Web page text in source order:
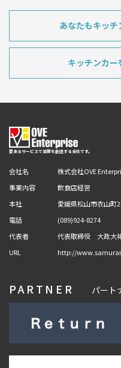
あなたもキッチ
キッチンカー
愛あるサービスで笑顔を創造する会社です。
会社名
株式会社OVE
事業内容
飲食店経営
本社
愛媛県松山市衣山町
電話
(089)924-8274
代表者
代表取締役 大政大
URL
http://
PARTNER パート